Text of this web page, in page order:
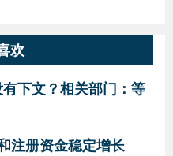
欢
下文？相关部门：等
注册资金稳定增长